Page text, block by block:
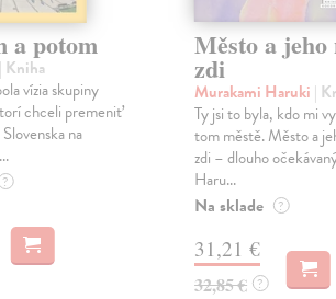
a potom
| Kniha
vízia skupiny
chceli premeniť
na
?
Město a jeho
zdi
Murakami Haruki |
Ty jsi to byla, kdo mi
tom městě. Město a
zdi – dlouho
Haru...
Na sklade ?
31,21 €
32,85 € ?